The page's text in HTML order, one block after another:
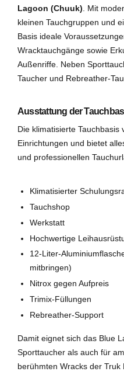
Lagoon (Chuuk) . Mit
kleinen Tauchgruppen und
Basis ideale
Wracktauchgänge sowie
Außenriffe. Neben
Taucher und Rebreather-
Ausstattung der
Die klimatisierte
Einrichtungen und bietet
und professionellen
Klimatisierter
Tauchshop
Werkstatt
Hochwertige
12-Liter-
mitbringen)
Nitrox gegen Aufpreis
Trimix-Füllungen
Rebreather-Support
Damit eignet sich das Blue
Sporttaucher als auch für
berühmten Wracks der